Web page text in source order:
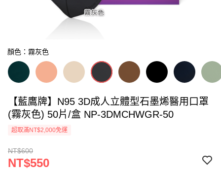
顏色：霧灰色
【藍鷹牌】N95 3D成人立體型石墨烯醫用口罩
(霧灰色) 50片/盒 NP-3DMCHWGR-50
超取滿NT$2,000免運
NT$600
NT$550